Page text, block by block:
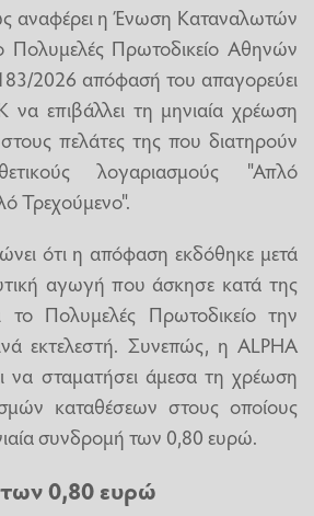
αναφέρει η Ένωση Καταναλωτών
Πολυμελές Πρωτοδικείο Αθηνών
2026 απόφασή του απαγορεύει
επιβάλλει τη μηνιαία χρέωση
πελάτες της που διατηρούν
λογαριασμούς "Απλό
Τρεχούμενο".
ότι η απόφαση εκδόθηκε μετά
αγωγή που άσκησε κατά της
Πολυμελές Πρωτοδικείο την
εκτελεστή. Συνεπώς, η ALPHA
να σταματήσει άμεσα τη χρέωση
καταθέσεων στους οποίους
συνδρομή των 0,80 ευρώ.
0,80 ευρώ